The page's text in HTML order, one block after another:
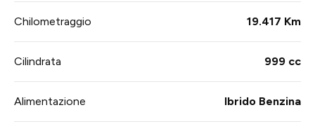
Chilometraggio 19.417 Km
Cilindrata 999 cc
Alimentazione Ibrido Benzina